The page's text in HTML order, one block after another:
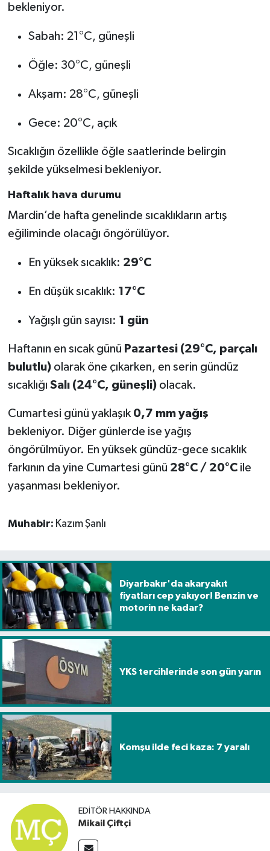
bekleniyor.
Sabah: 21°C, güneşli
Öğle: 30°C, güneşli
Akşam: 28°C, güneşli
Gece: 20°C, açık
Sıcaklığın özellikle öğle saatlerinde belirgin
şekilde yükselmesi bekleniyor.
Haftalık hava durumu
Mardin’de hafta genelinde sıcaklıkların artış
eğiliminde olacağı öngörülüyor.
En yüksek sıcaklık: 29°C
En düşük sıcaklık: 17°C
Yağışlı gün sayısı: 1 gün
Haftanın en sıcak günü Pazartesi (29°C, parçalı
bulutlu)olarak öne çıkarken, en serin gündüz
sıcaklığı Salı (24°C, güneşli)olacak.
Cumartesi günü yaklaşık 0,7 mm yağış
bekleniyor. Diğer günlerde ise yağış
öngörülmüyor. En yüksek gündüz-gece sıcaklık
farkının da yine Cumartesi günü 28°C / 20°Cile
yaşanması bekleniyor.
Muhabir: Kazım Şanlı
Diyarbakır'da akaryakıt
fiyatları cep yakıyor! Benzin ve
motorin ne kadar?
YKS tercihlerinde son gün yarın
Komşu ilde feci kaza: 7 yaralı
EDITÖR HAKKINDA
Mikail Çiftçi